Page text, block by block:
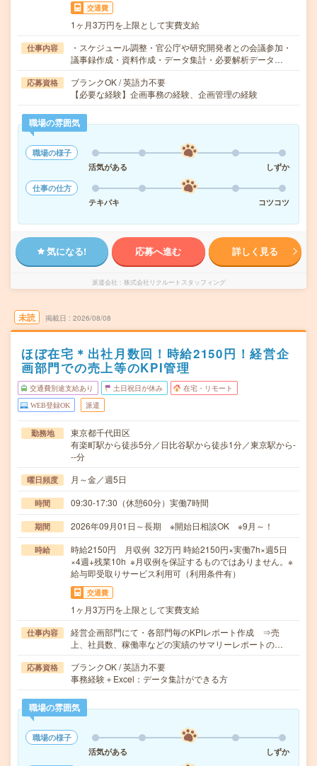
交通費
1ヶ月3万円を上限として実費支給
仕事内容
・スケジュール調整・官公庁や研究開発者との会議参加・
議事録作成・資料作成・データ集計・必要解析データ…
応募資格
ブランクOK / 英語力不要
【必要な経験】企画事務の経験、企画管理の経験
職場の雰囲気
職場の様子
活気がある
しずか
仕事の仕方
テキパキ
コツコツ
気になる! 応募へ進む 詳しく見る
派遣会社 株式会社リクルートスタッフィング
未読 掲載日 2026/08/08
ほぼ在宅＊出社月数回！時給2150円！経営企
画部門での売上等のKPI管理
交通費別途支給あり 土日祝日が休み 在宅・リモート
WEB登録OK 派遣
勤務地
東京都千代田区
有楽町駅から徒歩5分／日比谷駅から徒歩1分／東京駅から-
--分
曜日頻度 月～金／週5日
時間 09:30-17:30（休憩60分）実働7時間
期間 2026年09月01日～長期 ※開始日相談OK ※9月～！
時給
時給2150円 月収例 32万円 時給2150円×実働7h×週5日
×4週+残業10h ※月収例を保証するものではありません。※
給与即受取りサービス利用可（利用条件有）
交通費
1ヶ月3万円を上限として実費支給
仕事内容
経営企画部門にて・各部門毎のKPIレポート作成 ⇒売
上、社員数、稼働率などの実績のサマリーレポートの…
応募資格
ブランクOK / 英語力不要
事務経験＋Excel：データ集計ができる方
職場の雰囲気
職場の様子
活気がある
しずか